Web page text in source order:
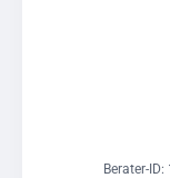
Berater-ID: